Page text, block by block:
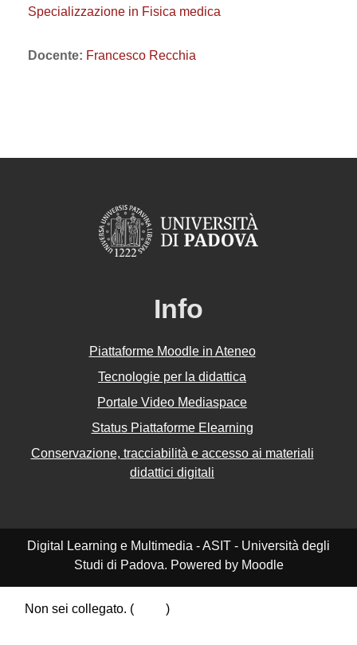
Specializzazione in Fisica medica
Docente: Francesco Recchia
Info
Piattaforme Moodle in Ateneo
Tecnologie per la didattica
Portale Video Mediaspace
Status Piattaforme Elearning
Conservazione, tracciabilità e accesso ai materiali
didattici digitali
Digital Learning e Multimedia - ASIT - Università degli
Studi di Padova. Powered by Moodle
Non sei collegato. (
)